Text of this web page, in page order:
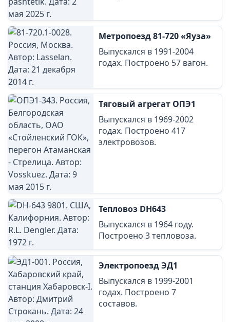
Метропоезд 81-720 «Яуза»
Выпускался в 1991-2004
годах. Построено 57 вагон.
Тяговый агрегат ОПЭ1
Выпускался в 1969-2002
годах. Построено 417
электровозов.
Тепловоз DH643
Выпускался в 1964 году.
Построено 3 тепловоза.
Электропоезд ЭД1
Выпускался в 1999-2001
годах. Построено 7
составов.